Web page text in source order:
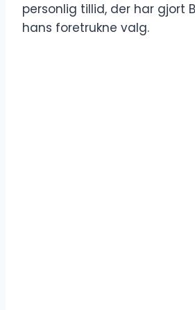
personlig tillid, der har gjort
hans foretrukne valg.